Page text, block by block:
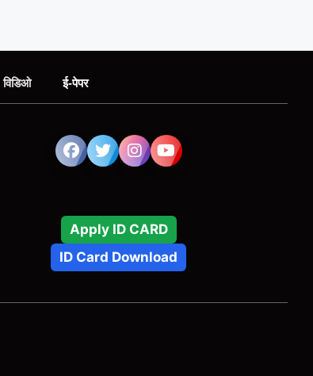
विडिओ ई-पेपर
Apply ID CARD
ID Card Download